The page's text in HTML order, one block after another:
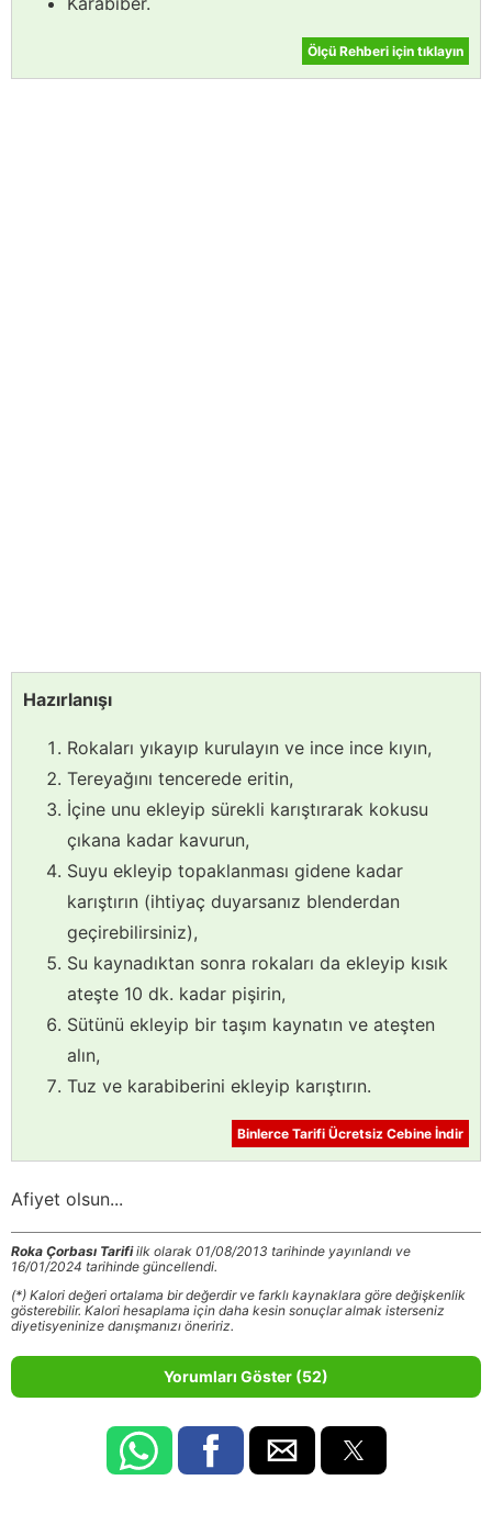
Ölçü Rehberi için tıklayın
Hazırlanışı
Rokaları yıkayıp kurulayın ve ince ince kıyın,
Tereyağını tencerede eritin,
İçine unu ekleyip sürekli karıştırarak kokusu
çıkana kadar kavurun,
Suyu ekleyip topaklanması gidene kadar
karıştırın (ihtiyaç duyarsanız blenderdan
geçirebilirsiniz),
Su kaynadıktan sonra rokaları da ekleyip kısık
ateşte 10 dk. kadar pişirin,
Sütünü ekleyip bir taşım kaynatın ve ateşten
alın,
Tuz ve karabiberini ekleyip karıştırın.
Binlerce Tarifi Ücretsiz Cebine İndir
Afiyet olsun...
Roka Çorbası Tarifiilk olarak 01/08/2013 tarihinde yayınlandı ve
16/01/2024 tarihinde güncellendi.
(*) Kalori değeri ortalama bir değerdir ve farklı kaynaklara göre değişkenlik
gösterebilir. Kalori hesaplama için daha kesin sonuçlar almak isterseniz
diyetisyeninize danışmanızı öneririz.
Yorumları Göster (52)